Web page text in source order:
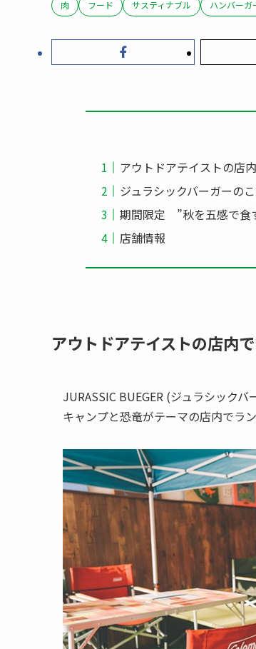
肉 フード サスティナブル ハンバーガ
アウトドアテイストの店
ジュラシックバーガーの
期間限定 ”秋を五感で食
店舗情報
アウトドアテイストの店内
JURASSIC BUEGER (ジュラシック
キャンプと恐竜がテーマの店内でラ